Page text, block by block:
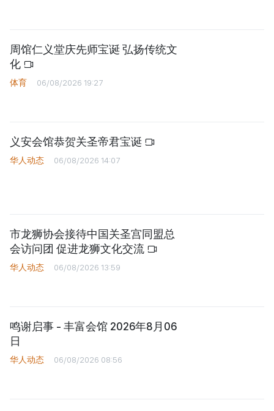
周馆仁义堂庆先师宝诞 弘扬传统文
化
体育 06/08/2026 19:27
义安会馆恭贺关圣帝君宝诞
华人动态 06/08/2026 14:07
市龙狮协会接待中国关圣宫同盟总
会访问团 促进龙狮文化交流
华人动态 06/08/2026 13:59
鸣谢启事 - 丰富会馆 2026年8月06
日
华人动态 06/08/2026 08:56